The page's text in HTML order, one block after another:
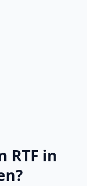
RTF in